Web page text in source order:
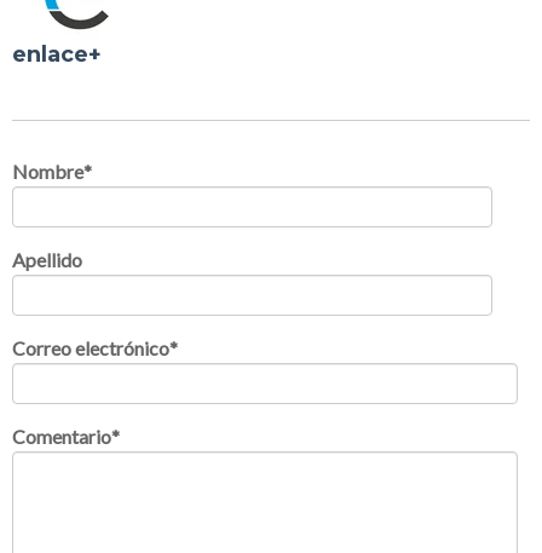
enlace+
Nombre*
Apellido
Correo electrónico*
Comentario*